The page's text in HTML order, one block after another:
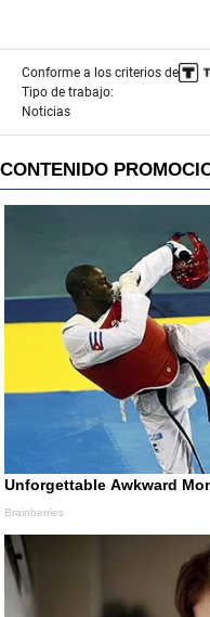
Conforme a los criterios de
Tipo de trabajo:
Noticias